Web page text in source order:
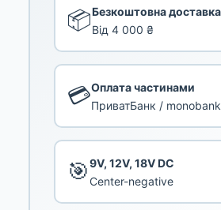
📦Безкоштовна доставка
Від 4 000 ₴
💳Оплата частинами
ПриватБанк / monobank
🎯9V, 12V, 18V DC
Center-negative